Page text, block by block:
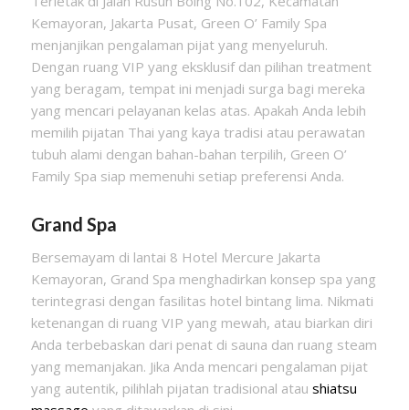
Kemayoran, Jakarta Pusat, Green O’ Family Spa
menjanjikan pengalaman pijat yang menyeluruh.
Dengan ruang VIP yang eksklusif dan pilihan treatment
yang beragam, tempat ini menjadi surga bagi mereka
yang mencari pelayanan kelas atas. Apakah Anda lebih
memilih pijatan Thai yang kaya tradisi atau perawatan
tubuh alami dengan bahan-bahan terpilih, Green O’
Family Spa siap memenuhi setiap preferensi Anda.
Grand Spa
Bersemayam di lantai 8 Hotel Mercure Jakarta
Kemayoran, Grand Spa menghadirkan konsep spa yang
terintegrasi dengan fasilitas hotel bintang lima. Nikmati
ketenangan di ruang VIP yang mewah, atau biarkan diri
Anda terbebaskan dari penat di sauna dan ruang steam
yang memanjakan. Jika Anda mencari pengalaman pijat
yang autentik, pilihlah pijatan tradisional atau shiatsu